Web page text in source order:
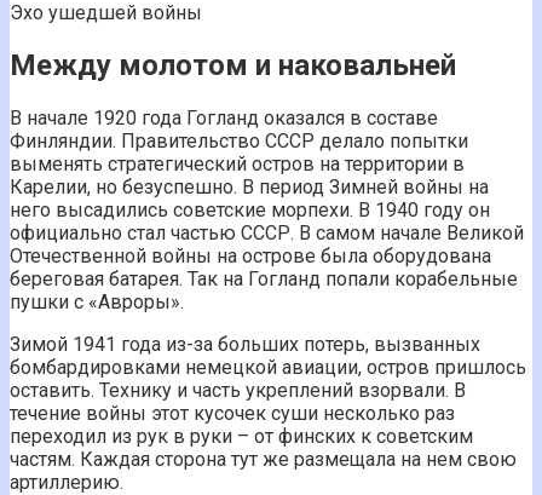
Эхо ушедшей войны
Между молотом и наковальней
В начале 1920 года Гогланд оказался в составе
Финляндии. Правительство СССР делало попытки
выменять стратегический остров на территории в
Карелии, но безуспешно. В период Зимней войны на
него высадились советские морпехи. В 1940 году он
официально стал частью СССР. В самом начале Великой
Отечественной войны на острове была оборудована
береговая батарея. Так на Гогланд попали корабельные
пушки с «Авроры».
Зимой 1941 года из-за больших потерь, вызванных
бомбардировками немецкой авиации, остров пришлось
оставить. Технику и часть укреплений взорвали. В
течение войны этот кусочек суши несколько раз
переходил из рук в руки – от финских к советским
частям. Каждая сторона тут же размещала на нем свою
артиллерию.